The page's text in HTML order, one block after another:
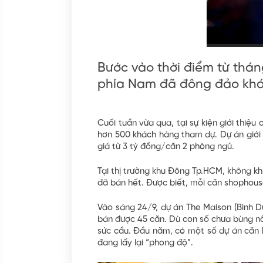
Bước vào thời điểm từ
phía Nam đã đông đảo
Cuối tuần vừa qua, tại sự kiện giới thiệu
hơn 500 khách hàng tham dự. Dự án
giá từ 3 tỷ đồng/căn 2 phòng ngủ.
Tại thị trường khu Đông Tp.HCM, không
đã bán hết. Được biết, mỗi căn
Vào sáng 24/9, dự án The Maison (Bình
bán được 45 căn. Dù con số chưa bùng
sức cầu. Đầu năm, có một số dự án căn
đang lấy lại “phong độ”.